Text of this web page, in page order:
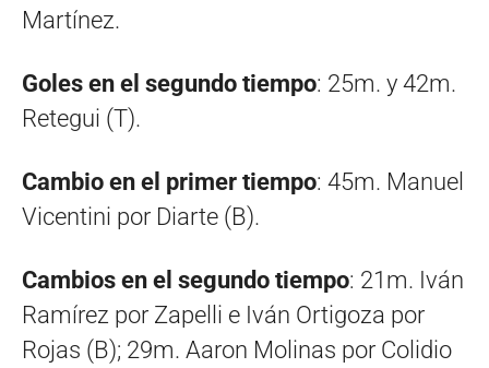
Martínez.
Goles en el segundo tiempo: 25m. y 42m.
Retegui (T).
Cambio en el primer tiempo: 45m. Manuel
Vicentini por Diarte (B).
Cambios en el segundo tiempo: 21m. Iván
Ramírez por Zapelli e Iván Ortigoza por
Rojas (B); 29m. Aaron Molinas por Colidio